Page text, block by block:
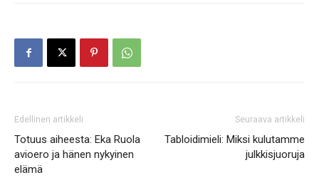
Edellinen artikkeli
Totuus aiheesta: Eka Ruola
avioero ja hänen nykyinen
elämä
Seuraava artikkeli
Tabloidimieli: Miksi kulutamme
julkkisjuoruja